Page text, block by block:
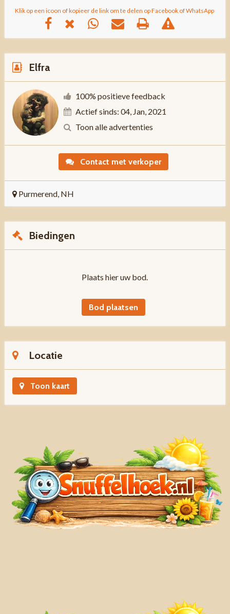
Klik op een icoon of kopieer de link om te delen op Facebook of WhatsApp
Elfra
100% positieve feedback
Actief sinds: 04, Jan, 2021
Toon alle advertenties
Contact met verkoper
Purmerend, NH
Biedingen
Plaats hier uw bod.
Bod plaatsen
Locatie
Toon kaart